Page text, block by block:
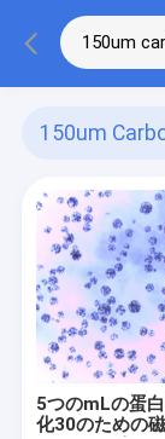
150um
5つのmLの蛋
化30のための